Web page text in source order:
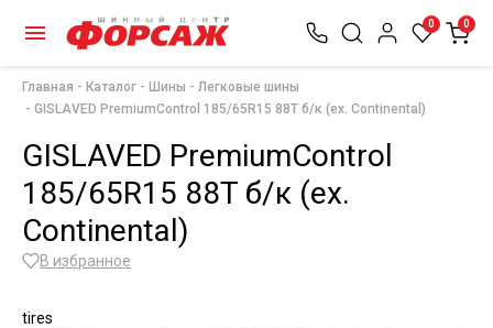
0 0
Главная Каталог Шины
Легковые шины
GISLAVED PremiumControl 185/65R15 88T б/к (ex. Continental)
GISLAVED PremiumControl
185/65R15 88T б/к (ex.
Continental)
В избранное
tires